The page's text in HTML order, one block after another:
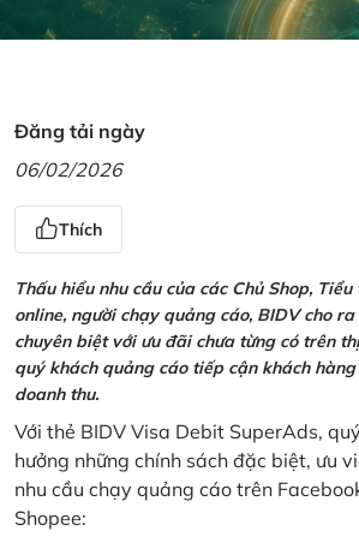
Đăng tải ngày
06/02/2026
Thích
Thấu hiểu nhu cầu của các Chủ Shop,
online, người chạy quảng cáo, BIDV cho
chuyên biệt với ưu đãi chưa từng có trên
quý khách quảng cáo tiếp cận khách
doanh thu.
Với thẻ BIDV Visa Debit SuperAds,
hưởng những chính sách đặc biệt, ưu
nhu cầu chạy quảng cáo trên
Shopee: